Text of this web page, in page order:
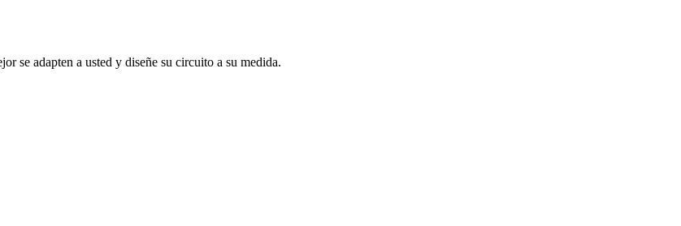
se adapten a usted y diseñe su circuito a su medida.